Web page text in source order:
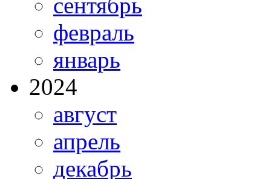
сентябрь
февраль
январь
2024
август
апрель
декабрь